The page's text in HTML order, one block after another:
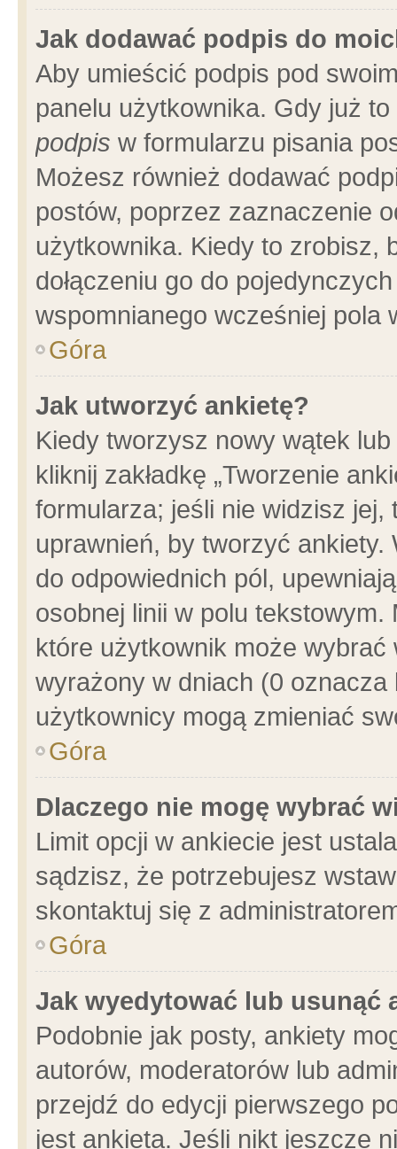
Jak dodawać podpis do
Aby umieścić podpis pod
panelu użytkownika. Gdy już
podpis w formularzu pisania
Możesz również dodawać
postów, poprzez zaznaczenie
użytkownika. Kiedy to zrobisz,
dołączeniu go do
wspomnianego wcześniej pola
Góra
Jak utworzyć ankietę?
Kiedy tworzysz nowy wątek
kliknij zakładkę „Tworzenie
formularza; jeśli nie widzisz
uprawnień, by tworzyć ankiety.
do odpowiednich pól,
osobnej linii w polu
które użytkownik może
wyrażony w dniach (0
użytkownicy mogą zmieniać
Góra
Dlaczego nie mogę wybrać
Limit opcji w ankiecie jest
sądzisz, że potrzebujesz
skontaktuj się z
Góra
Jak wyedytować lub usunąć
Podobnie jak posty, ankiety
autorów, moderatorów lub
przejdź do edycji pierwszego
jest ankieta. Jeśli nikt jeszcze